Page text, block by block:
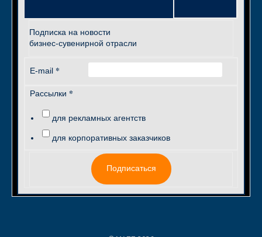
Подписка на новости
бизнес-сувенирной отрасли
E-mail *
Рассылки *
для рекламных агентств
для корпоративных заказчиков
Подписаться